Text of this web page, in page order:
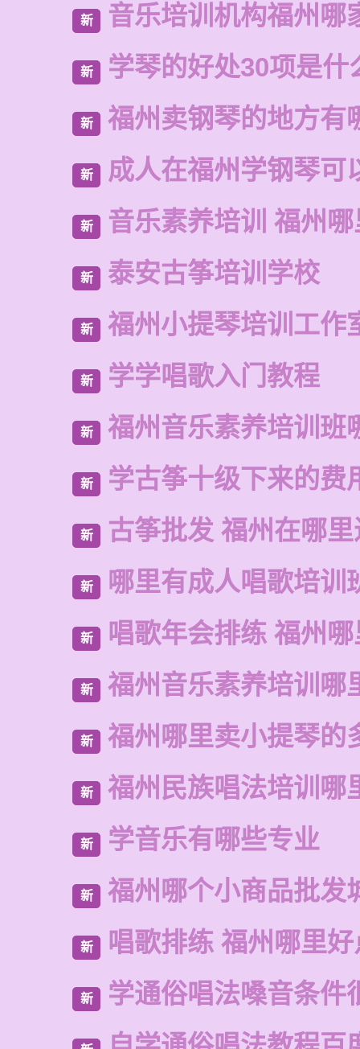
新 音乐培训机构福州哪
新 学琴的好处30项是什
新 福州卖钢琴的地方有
新 成人在福州学钢琴可
新 音乐素养培训 福州
新 泰安古筝培训学校
新 福州小提琴培训工作
新 学学唱歌入门教程
新 福州音乐素养培训班
新 学古筝十级下来的费
新 古筝批发 福州在哪
新 哪里有成人唱歌培训
新 唱歌年会排练 福州
新 福州音乐素养培训哪
新 福州哪里卖小提琴的
新 福州民族唱法培训哪
新 学音乐有哪些专业
新 福州哪个小商品批发
新 唱歌排练 福州哪里
新 学通俗唱法嗓音条件